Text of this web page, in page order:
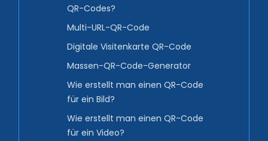
QR-Codes?
Multi-URL-QR-Code
Digitale Visitenkarte QR-Code
Massen-QR-Code-Generator
Wie erstellt man einen QR-Code
für ein Bild?
Wie erstellt man einen QR-Code
für ein Video?